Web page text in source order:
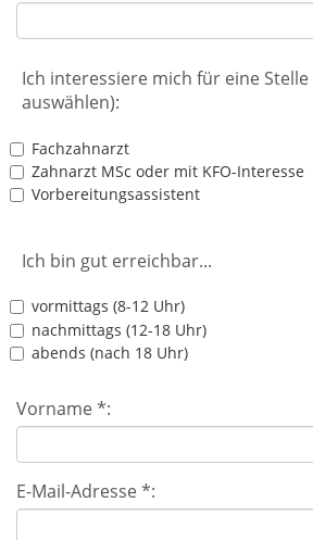
Ich interessiere mich für eine
auswählen):
Fachzahnarzt
Zahnarzt MSc oder mit KFO-Interesse
Vorbereitungsassistent
Ich bin gut erreichbar...
vormittags (8-12 Uhr)
nachmittags (12-18 Uhr)
abends (nach 18 Uhr)
Vorname *:
E-Mail-Adresse *: